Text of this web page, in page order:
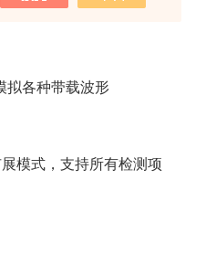
拟各种带载波形
模式，支持所有检测项